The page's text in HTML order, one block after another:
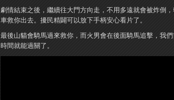
劇情結束之後，繼續往大門方向走，不用多遠就會被炸倒
車救你出去。擾民精闢可以放下手柄安心看片了。
最後山貓會騎馬過來救你，而火男會在後面騎馬追擊，我
時間就能過關了。